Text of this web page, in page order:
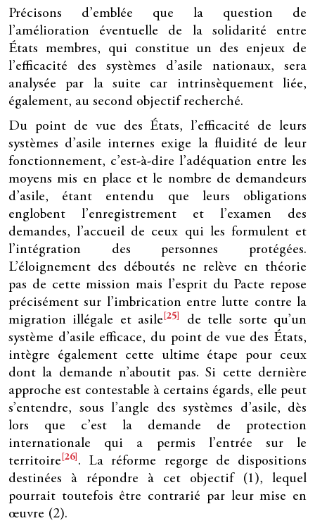
Précisons d’emblée que la question de
l’amélioration éventuelle de la solidarité entre
États membres, qui constitue un des enjeux de
l’efficacité des systèmes d’asile nationaux, sera
analysée par la suite car intrinsèquement liée,
également, au second objectif recherché.
Du point de vue des États, l’efficacité de leurs
systèmes d’asile internes exige la fluidité de leur
fonctionnement, c’est-à-dire l’adéquation entre les
moyens mis en place et le nombre de demandeurs
d’asile, étant entendu que leurs obligations
englobent l’enregistrement et l’examen des
demandes, l’accueil de ceux qui les formulent et
l’intégration des personnes protégées.
L’éloignement des déboutés ne relève en théorie
pas de cette mission mais l’esprit du Pacte repose
précisément sur l’imbrication entre lutte contre la
migration illégale et asile [25]
de telle sorte qu’un
système d’asile efficace, du point de vue des États,
intègre également cette ultime étape pour ceux
dont la demande n’aboutit pas. Si cette dernière
approche est contestable à certains égards, elle peut
s’entendre, sous l’angle des systèmes d’asile, dès
lors que c’est la demande de protection
internationale qui a permis l’entrée sur le
territoire [26] . La réforme regorge de dispositions
destinées à répondre à cet objectif (1), lequel
pourrait toutefois être contrarié par leur mise en
œuvre (2).